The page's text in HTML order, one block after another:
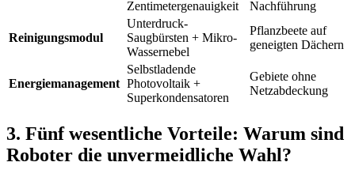
Zentimetergenauigkeit Nachführung
Reinigungsmodul
Unterdruck-
Saugbürsten + Mikro-
Wassernebel
Pflanzbeete auf
geneigten Dächern
Energiemanagement
Selbstladende
Photovoltaik +
Superkondensatoren
Gebiete ohne
Netzabdeckung
3. Fünf wesentliche Vorteile: Warum sind
Roboter die unvermeidliche Wahl?